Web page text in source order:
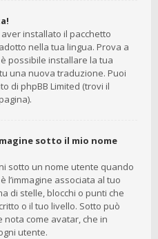
installato il pacchetto
nella tua lingua. Prova a
possibile installare la tua
una nuova traduzione. Puoi
di phpBB Limited (trovi il
sotto il mio nome
sotto un nome utente quando
l’immagine associata al tuo
di stelle, blocchi o punti che
o il tuo livello. Sotto può
nota come avatar, che in
utente.